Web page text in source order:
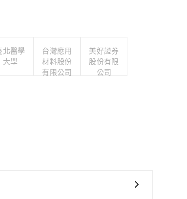
北醫學
大學
台灣應用
材料股份
有限公司
美好證券
股份有限
公司